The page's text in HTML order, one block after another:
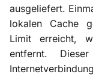
ausgeliefert.
lokalen Cache
Limit erreicht,
entfernt.